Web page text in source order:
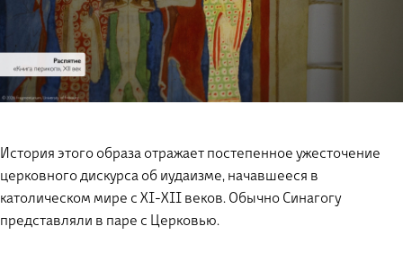
История этого образа отражает постепенное ужесточение
церковного дискурса об иудаизме, начавшееся в
католическом мире с XI-XII веков. Обычно Синагогу
представляли в паре с Церковью.